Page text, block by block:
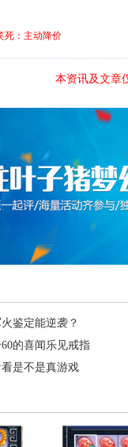
死：主动降价
本资讯及文章
鉴定能逆袭？
的喜闻乐见戒指
是不是真游戏